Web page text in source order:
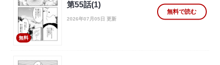
無料
第55話(1)
2026年07月05日 更新
無料で読む